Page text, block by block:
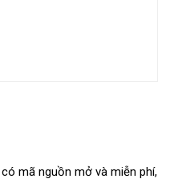
mã nguồn mở và miễn phí,